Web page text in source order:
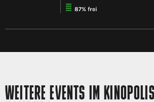
87% frei
WEITERE EVENTS IM